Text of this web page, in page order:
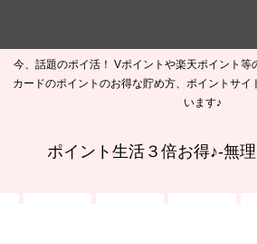
今、話題のポイ活！ Vポイントや楽天ポイント等
カードのポイントのお得な貯め方、ポイントサイ
います♪
ポイント生活３倍お得♪-無